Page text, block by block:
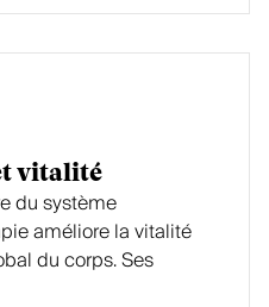
vitalité
du système
améliore la vitalité
du corps. Ses